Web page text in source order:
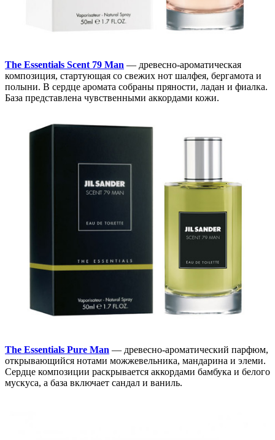
The Essentials Scent 79 Man — древесно-ароматическая
композиция, стартующая со свежих нот шалфея, бергамота и
полыни. В сердце аромата собраны пряности, ладан и фиалка.
База представлена чувственными аккордами кожи.
The Essentials Pure Man — древесно-ароматический парфюм,
открывающийся нотами можжевельника, мандарина и элеми.
Сердце композиции раскрывается аккордами бамбука и белого
мускуса, а база включает сандал и ваниль.